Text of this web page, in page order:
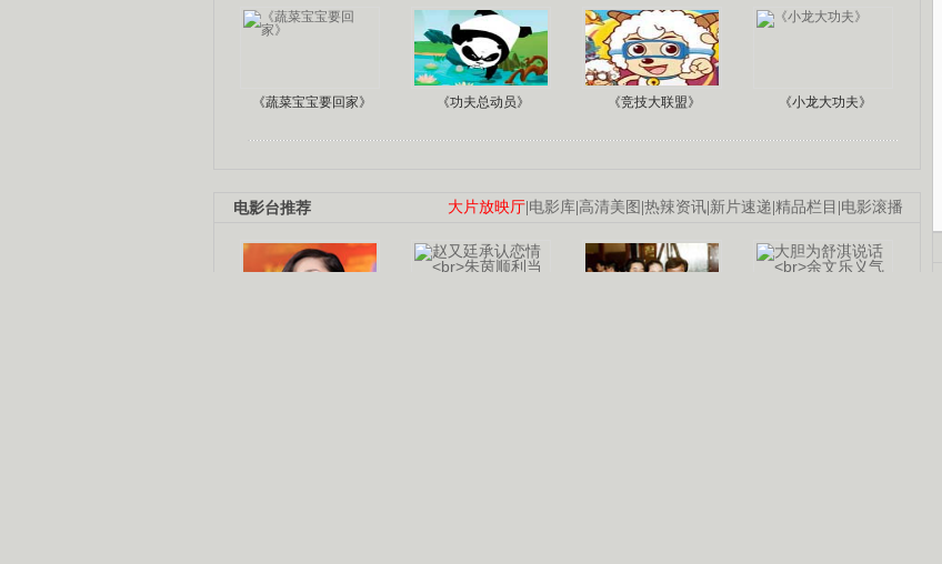
《蔬菜宝宝要回家》 《功夫总动员》 《竞技大联盟》 《小龙大功夫》
大片放映厅 电影库 高清美图 热辣资讯 新片速递 精品栏目 电影滚播
电影台推荐